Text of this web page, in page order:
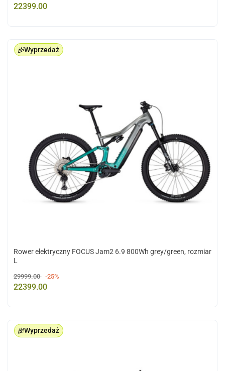
22399.00
Wyprzedaż
Rower elektryczny FOCUS Jam2 6.9 800Wh grey/green, rozmiar
L
29999.00 -25%
22399.00
Wyprzedaż